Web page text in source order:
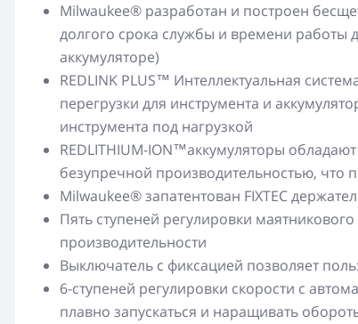
Milwaukee® разработан и построен
долгого срока службы и времени работы
аккумуляторе)
REDLINK PLUS™ Интеллектуальная
перегрузки для инструмента и
инструмента под нагрузкой
REDLITHIUM-ION™аккумуляторы
безупречной производительностью, что
Milwaukee® запатентован FIXTEC
Пять ступеней регулировки
производительности
Выключатель с фиксацией позволяет
6-ступеней регулировки скорости с
плавно запускаться и наращивать